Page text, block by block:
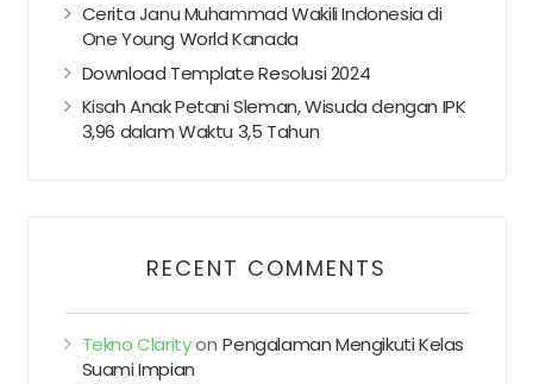
Cerita Janu Muhammad Wakili Indonesia di
One Young World Kanada
Download Template Resolusi 2024
Kisah Anak Petani Sleman, Wisuda dengan IPK
3,96 dalam Waktu 3,5 Tahun
RECENT COMMENTS
Tekno ClarityonPengalaman Mengikuti Kelas
Suami Impian